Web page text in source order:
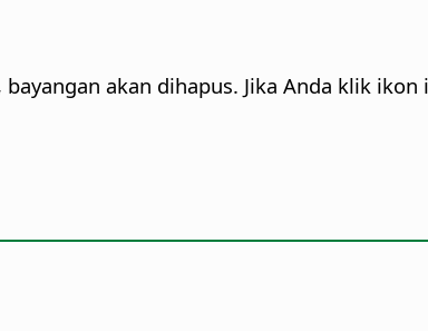
akan dihapus. Jika Anda klik